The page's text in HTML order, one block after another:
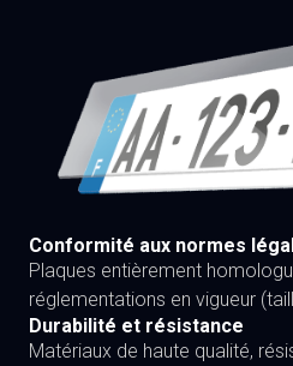
Conformité aux normes
Plaques entièrement
réglementations en vigueur
Durabilité et résistance
Matériaux de haute qualité,